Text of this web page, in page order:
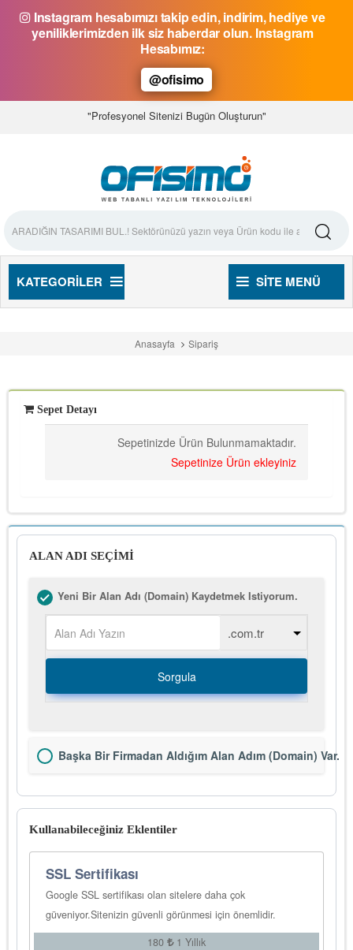
Instagram hesabımızı takip edin, indirim, hediye ve
yeniliklerimizden ilk siz haberdar olun. Instagram
Hesabımız:
@ofisimo
"Profesyonel Sitenizi Bugün Oluşturun"
KATEGORILER SITE MENÜ
Anasayfa Sipariş
Sepet Detayı
Sepetinizde Ürün Bulunmamaktadır.
Sepetinize Ürün ekleyiniz
ALAN ADI SEÇİMİ
Yeni Bir Alan Adı (Domain) Kaydetmek Istiyorum.
Sorgula
Başka Bir Firmadan Aldığım Alan Adım (Domain) Var.
Kullanabileceğiniz Eklentiler
SSL Sertifikası
Google SSL sertifikası olan sitelere daha çok
güveniyor.Sitenizin güvenli görünmesi için önemlidir.
180
1 Yıllık